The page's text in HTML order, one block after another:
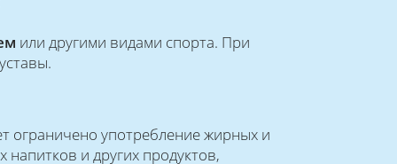
или другими видами спорта. При
ограничено употребление жирных и
и других продуктов,